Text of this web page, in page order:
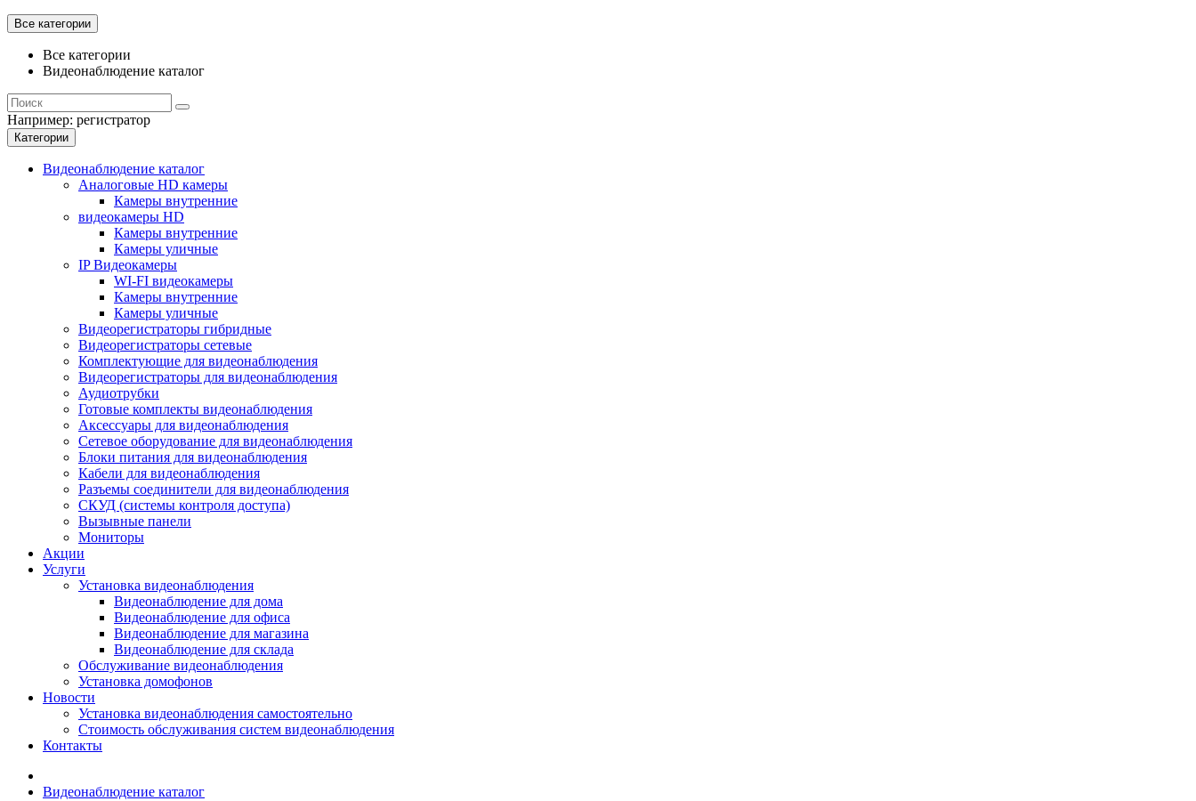
Все категории
Все категории
Видеонаблюдение каталог
Например: регистратор
Категории
Видеонаблюдение каталог
Аналоговые HD камеры
Камеры внутренние
видеокамеры HD
Камеры внутренние
Камеры уличные
IP Видеокамеры
WI-FI видеокамеры
Камеры внутренние
Камеры уличные
Видеорегистраторы гибридные
Видеорегистраторы сетевые
Комплектующие для видеонаблюдения
Видеорегистраторы для видеонаблюдения
Аудиотрубки
Готовые комплекты видеонаблюдения
Аксессуары для видеонаблюдения
Сетевое оборудование для видеонаблюдения
Блоки питания для видеонаблюдения
Кабели для видеонаблюдения
Разъемы соединители для видеонаблюдения
СКУД (системы контроля доступа)
Вызывные панели
Мониторы
Акции
Услуги
Установка видеонаблюдения
Видеонаблюдение для дома
Видеонаблюдение для офиса
Видеонаблюдение для магазина
Видеонаблюдение для склада
Обслуживание видеонаблюдения
Установка домофонов
Новости
Установка видеонаблюдения самостоятельно
Стоимость обслуживания систем видеонаблюдения
Контакты
Видеонаблюдение каталог